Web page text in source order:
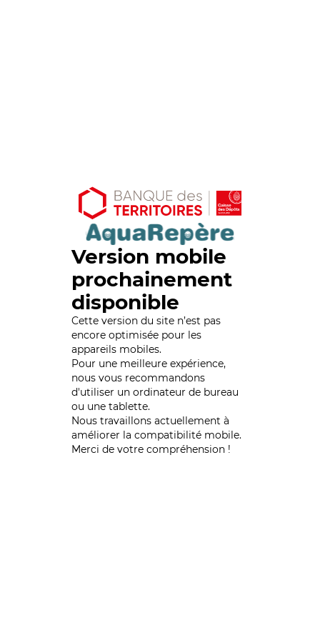
Version mobile
prochainement
disponible
Cette version du site n’est pas
encore optimisée pour les
appareils mobiles.
Pour une meilleure expérience,
nous vous recommandons
d'utiliser un ordinateur de bureau
ou une tablette.
Nous travaillons actuellement à
améliorer la compatibilité mobile.
Merci de votre compréhension !